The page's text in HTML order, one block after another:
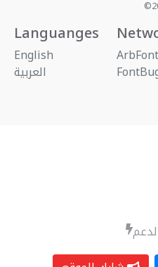
Languanges
English
العربية